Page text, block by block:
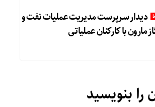
دیدار سرپرست مدیریت عملیات نفت و
مارون با کارکنان عملیاتی
را بنویسید